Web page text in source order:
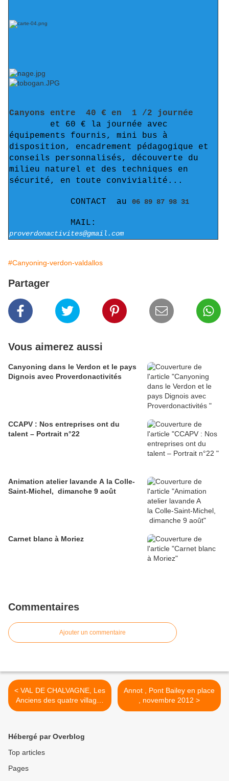
Canyons entre 40 € en 1 /2 journée
et 60 € la journée avec
équipements fournis, mini bus à
disposition, encadrement pédagogique et
conseils personnalisés, découverte du
milieu naturel et des techniques en
sécurité, en toute convivialité...
CONTACT au 06 89 87 98 31
MAIL:
proverdonactivites@gmail.com
#Canyoning-verdon-valdallos
Partager
Vous aimerez aussi
Canyoning dans le Verdon et le pays
Dignois avec Proverdonactivités
CCAPV : Nos entreprises ont du
talent – Portrait n°22
Animation atelier lavande A la Colle-
Saint-Michel, dimanche 9 août
Carnet blanc à Moriez
Commentaires
Ajouter un commentaire
< VAL DE CHALVAGNE, Les
Anciens des quatre villages
réunis
Annot , Pont Bailey en place
, novembre 2012 >
Hébergé par Overblog
Top articles
Pages